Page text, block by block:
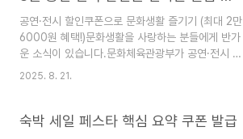
함으로써 근로 의욕을 높이고 생활 안정을 돕는 제
도입니다.가구원 구성에 따라 정확한 부부합산 총급
여액 등을 기준으로 지급액이 달라지며, 신청 자격
요건을 충족해야만 받을 수 있습니다.✅ 가구유형에
3,200만 원 미만..
공연·전시 할인쿠폰으로 문화생활 즐기기 (최대 2만
6000원 혜택!)문화생활을 사랑하는 분들에게 반가
운 소식이 있습니다.문화체육관광부가 공연·전시 관
람을 지원하기 위해 공연 할인쿠폰(1만 원), **전시
혜택을 누릴 수 있죠.공연·전시 할인쿠폰 주요 혜택
2025. 8. 21.
숙박 세일 페스타 핵심 요약 쿠폰 발급